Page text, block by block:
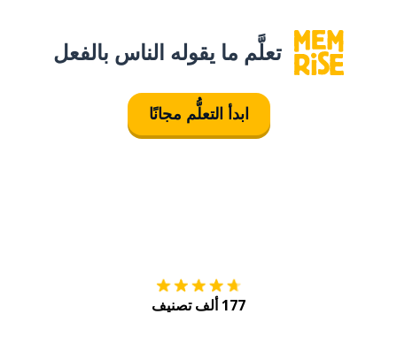
تعلَّم ما يقوله الناس بالفعل
ابدأ التعلُّم مجانًا
177 ألف تصنيف